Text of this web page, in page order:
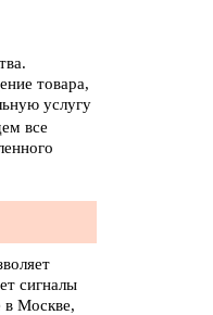
товара,
услугу
все
сигналы
в Москве,